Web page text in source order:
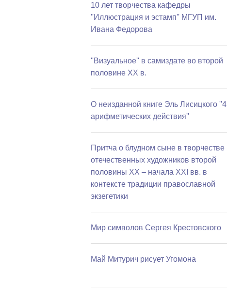
10 лет творчества кафедры
''Иллюстрация и эстамп'' МГУП им.
Ивана Федорова
''Визуальное'' в самиздате во второй
половине ХХ в.
О неизданной книге Эль Лисицкого ''4
арифметических действия''
Притча о блудном сыне в творчестве
отечественных художников второй
половины XX – начала XXI вв. в
контексте традиции православной
экзегетики
Мир символов Сергея Крестовского
Май Митурич рисует Угомона